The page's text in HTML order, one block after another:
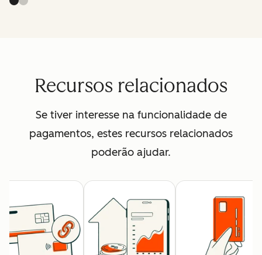
Recursos relacionados
Se tiver interesse na funcionalidade de
pagamentos, estes recursos relacionados
poderão ajudar.